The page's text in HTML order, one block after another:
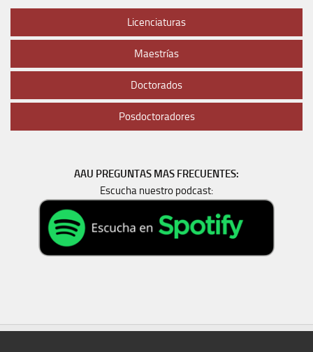
Licenciaturas
Maestrías
Doctorados
Posdoctoradores
AAU PREGUNTAS MAS FRECUENTES:
Escucha nuestro podcast: